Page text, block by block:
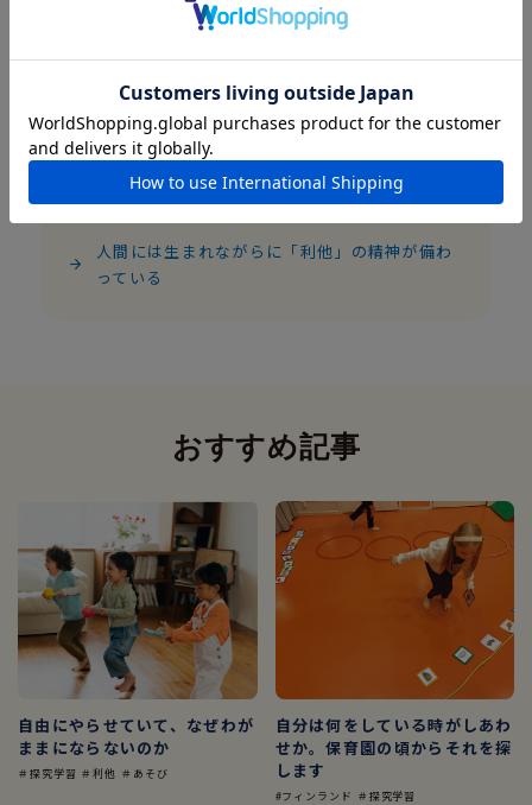
自由にやらせていて、なぜわがままにならない
子どもが夢中になれる「好き」はどうしたら見
つけられる？
人間には生まれながらに「利他」の精神が備わ
っている
おすすめ記事
自由にやらせていて、なぜわが
ままにならないのか
＃探究学習 ＃利他 ＃あそび
自分は何をしている時がしあわ
せか。保育園の頃からそれを探
します
#フィンランド ＃探究学習